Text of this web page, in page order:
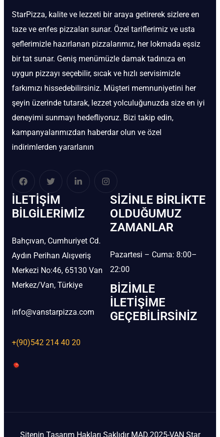
StarPizza, kalite ve lezzeti bir araya getirerek sizlere en
taze ve enfes pizzaları sunar. Özel tariflerimiz ve usta
şeflerimizle hazırlanan pizzalarımız, her lokmada eşsiz
bir tat sunar. Geniş menümüzle damak tadınıza en
uygun pizzayı seçebilir, sıcak ve hızlı servisimizle
farkımızı hissedebilirsiniz. Müşteri memnuniyetini her
şeyin üzerinde tutarak, lezzet yolculuğunuzda size en iyi
deneyimi sunmayı hedefliyoruz. Bizi takip edin,
kampanyalarımızdan haberdar olun ve özel
indirimlerden yararlanın
İLETIŞIM
BİLGILERIMIZ
Bahçıvan, Cumhuriyet Cd.
Aydın Perihan Alışveriş
Merkezi No:46, 65130 Van
Merkez/Van, Türkiye
info@vanstarpizza.com
+(90)542 214 40 20
SIZINLE BIRLIKTE
OLDUĞUMUZ
ZAMANLAR
Pazartesi – Cuma: 8:00–
22:00
BIZIMLE
İLETIŞIME
GEÇEBILIRSINIZ
Sitenin Tasarım Hakları Saklıdır MAD.2025-VAN Star